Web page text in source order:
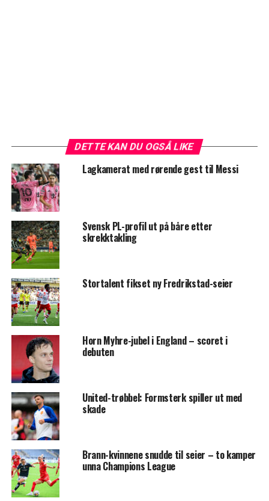
DETTE KAN DU OGSÅ LIKE
Lagkamerat med rørende gest til Messi
Svensk PL-profil ut på båre etter
skrekktakling
Stortalent fikset ny Fredrikstad-seier
Horn Myhre-jubel i England – scoret i
debuten
United-trøbbel: Formsterk spiller ut med
skade
Brann-kvinnene snudde til seier – to kamper
unna Champions League